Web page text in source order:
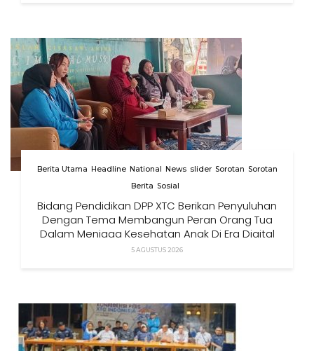
Berita Utama Headline National News slider Sorotan Sorotan
Berita Sosial
Bidang Pendidikan DPP XTC Berikan Penyuluhan
Dengan Tema Membangun Peran Orang Tua
Dalam Menjaga Kesehatan Anak Di Era Digital
5 AGUSTUS 2026